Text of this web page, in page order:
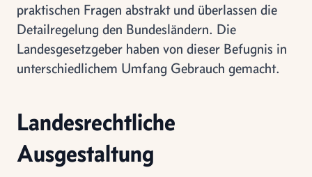
praktischen Fragen abstrakt und überlassen die
Detailregelung den Bundesländern. Die
Landesgesetzgeber haben von dieser Befugnis in
unterschiedlichem Umfang Gebrauch gemacht.
Landesrechtliche
Ausgestaltung